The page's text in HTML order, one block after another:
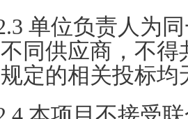
单位负责人为
同供应商，不
定的相关投标均